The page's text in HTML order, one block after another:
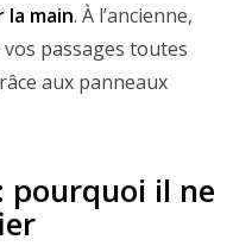
la main. À l’ancienne,
passages toutes
aux panneaux
pourquoi il ne